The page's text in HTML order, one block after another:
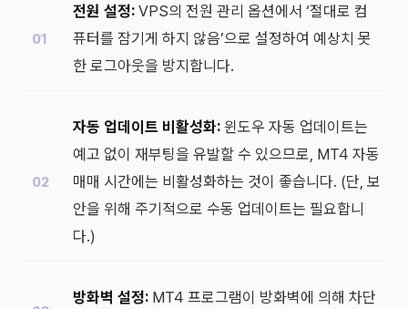
전원 설정: VPS의 전원 관리 옵션에서 ‘절대로 컴
퓨터를 잠기게 하지 않음’으로 설정하여 예상치 못
한 로그아웃을 방지합니다.
자동 업데이트 비활성화: 윈도우 자동 업데이트는
예고 없이 재부팅을 유발할 수 있으므로, MT4 자동
매매 시간에는 비활성화하는 것이 좋습니다. (단, 보
안을 위해 주기적으로 수동 업데이트는 필요합니
다.)
방화벽 설정: MT4 프로그램이 방화벽에 의해 차단